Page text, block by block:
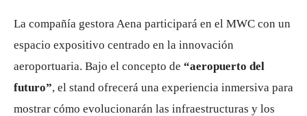
La compañía gestoraAena participará en el MWC con un
espacio expositivo centrado en la innovación
aeroportuaria. Bajo el concepto de “aeropuerto del
futuro”, el stand ofrecerá una experiencia inmersiva para
mostrar cómo evolucionarán las infraestructuras y los